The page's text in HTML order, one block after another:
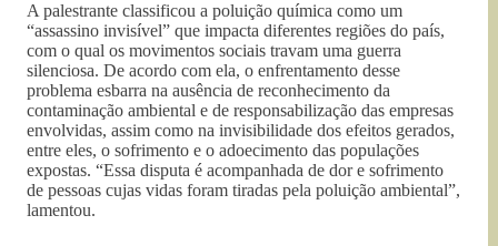
A palestrante classificou a poluição química como um
“assassino invisível” que impacta diferentes regiões do país,
com o qual os movimentos sociais travam uma guerra
silenciosa. De acordo com ela, o enfrentamento desse
problema esbarra na ausência de reconhecimento da
contaminação ambiental e de responsabilização das empresas
envolvidas, assim como na invisibilidade dos efeitos gerados,
entre eles, o sofrimento e o adoecimento das populações
expostas. “Essa disputa é acompanhada de dor e sofrimento
de pessoas cujas vidas foram tiradas pela poluição ambiental”,
lamentou.